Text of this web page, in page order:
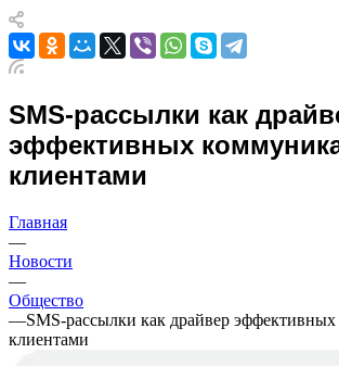
SMS-рассылки как
эффективных
клиентами
Главная
—
Новости
—
Общество
—SMS-рассылки как драйвер
клиентами